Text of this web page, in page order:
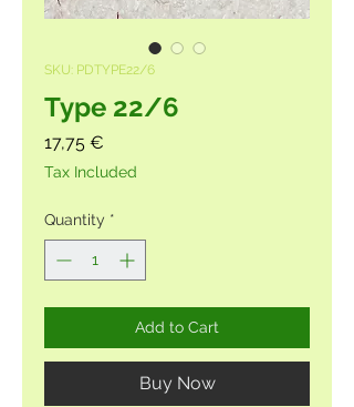
SKU: PDTYPE22/6
Type 22/6
17,75 €
Tax Included
Quantity *
Add to Cart
Buy Now